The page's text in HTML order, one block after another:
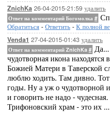
ZnichKa 26-04-2015-21:59 удалить
Ответ на комментарий Богомолка #
Обратиться - Ответить - К полной
Venda1 27-04-2015-01:43 удалить
Ответ на комментарий ZnichKa #
чудотворная икона
Божией Матери в Таверской
люблю ходить. Там дивно. Тот
годы. Ну а уж о чудотворной
и говорить не надо -
Трифоновский храм - это их